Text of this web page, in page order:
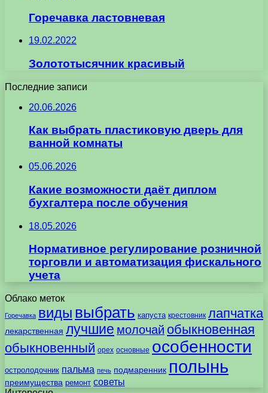
Горечавка ластовневая
19.02.2022
Золототысячник красивый
Последние записи
20.06.2026
Как выбрать пластиковую дверь для
ванной комнаты
05.06.2026
Какие возможности даёт диплом
бухгалтера после обучения
18.05.2026
Нормативное регулирование розничной
торговли и автоматизация фискального
учета
Облако меток
Горечавка виды выбрать капуста крестовник лапчатка
лекарственная лучшие молочай обыкновенная
обыкновенный орех основные особенности
остролодочник пальма печь подмаренник полынь
преимущества ремонт советы